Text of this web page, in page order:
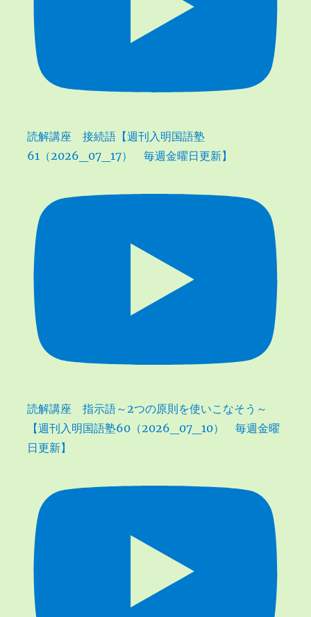
読解講座 接続語【週刊入明国語塾
61（2026_07_17） 毎週金曜日更新】
読解講座 指示語～2つの原則を使いこなそう～
【週刊入明国語塾60（2026_07_10） 毎週金曜
日更新】